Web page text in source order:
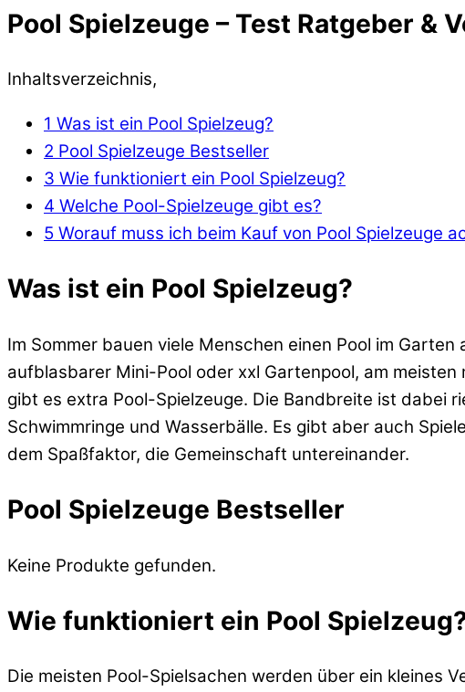
Pool Spielzeuge – Test Ratgeber &
Inhaltsverzeichnis,
1 Was ist ein Pool Spielzeug?
2 Pool Spielzeuge Bestseller
3 Wie funktioniert ein Pool Spielzeug?
4 Welche Pool-Spielzeuge gibt es?
5 Worauf muss ich beim Kauf von Pool Spielzeuge
Was ist ein Pool Spielzeug?
Im Sommer bauen viele Menschen einen Pool im
aufblasbarer Mini-Pool oder xxl Gartenpool, am
gibt es extra Pool-Spielzeuge. Die Bandbreite ist dabei
Schwimmringe und Wasserbälle. Es gibt aber auch
dem Spaßfaktor, die Gemeinschaft untereinander.
Pool Spielzeuge Bestseller
Keine Produkte gefunden.
Wie funktioniert ein Pool
Die meisten Pool-Spielsachen werden über ein kleines